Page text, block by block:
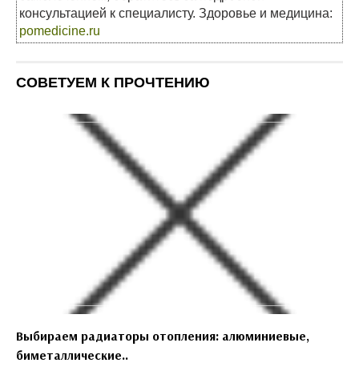
консультацией к специалисту. Здоровье и медицина:
pomedicine.ru
СОВЕТУЕМ К ПРОЧТЕНИЮ
Выбираем радиаторы отопления: алюминиевые,
биметаллические..